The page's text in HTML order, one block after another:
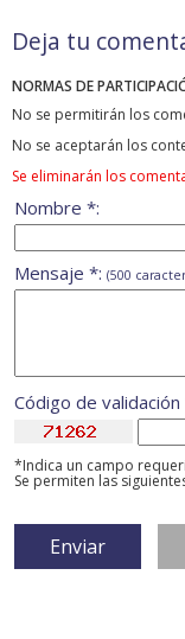
Deja tu
NORMAS DE
No se permitirán los
No se aceptarán los
Se eliminarán los
Nombre *:
Mensaje *: (500
Código de validación
*Indica un campo
Se permiten las